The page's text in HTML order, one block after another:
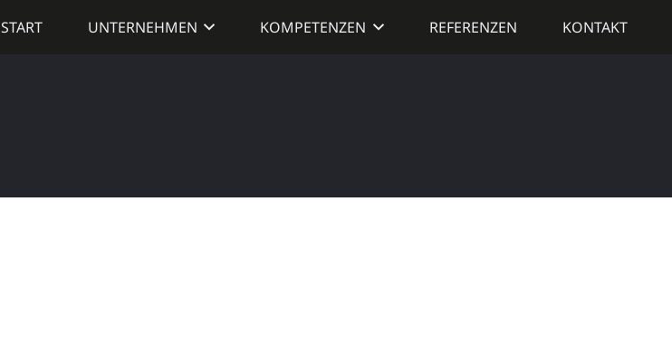
START UNTERNEHMEN KOMPETENZEN REFERENZEN KONTAKT